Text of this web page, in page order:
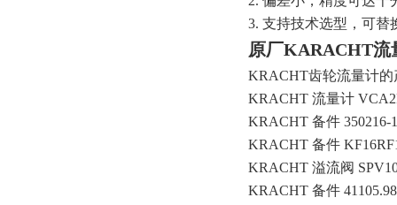
3. 支持技术选型，可替
原厂KARACHT流
KRACHT齿轮流量计的
KRACHT 流量计
KRACHT 备件 350216-
KRACHT 备件
KRACHT 溢流阀
KRACHT 备件